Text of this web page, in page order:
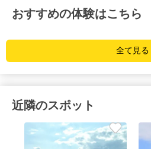
おすすめの体験はこちら
全て見る
近隣のスポット